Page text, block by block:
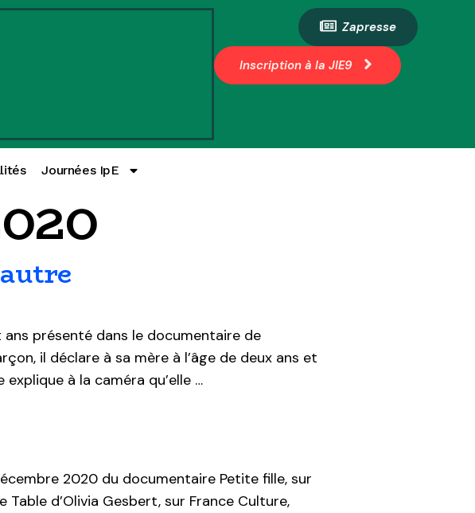
Zapresse
Inscription à la JIE9
Journées IpE
présenté dans le documentaire de
il déclare à sa mère à l’âge de deux ans et
à la caméra qu’elle …
2020 du documentaire Petite fille, sur
d’Olivia Gesbert, sur France Culture,